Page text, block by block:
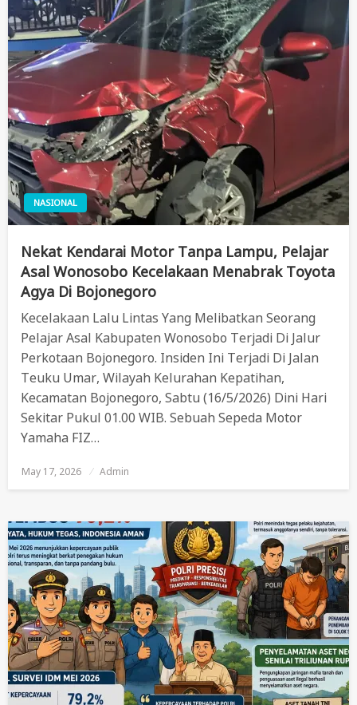
NASIONAL
Nekat Kendarai Motor Tanpa Lampu, Pelajar
Asal Wonosobo Kecelakaan Menabrak Toyota
Agya Di Bojonegoro
Kecelakaan Lalu Lintas Yang Melibatkan Seorang
Pelajar Asal Kabupaten Wonosobo Terjadi Di Jalur
Perkotaan Bojonegoro. Insiden Ini Terjadi Di Jalan
Teuku Umar, Wilayah Kelurahan Kepatihan,
Kecamatan Bojonegoro, Sabtu (16/5/2026) Dini Hari
Sekitar Pukul 01.00 WIB. Sebuah Sepeda Motor
Yamaha FIZ…
Posted
On
May 17, 2026 Admin